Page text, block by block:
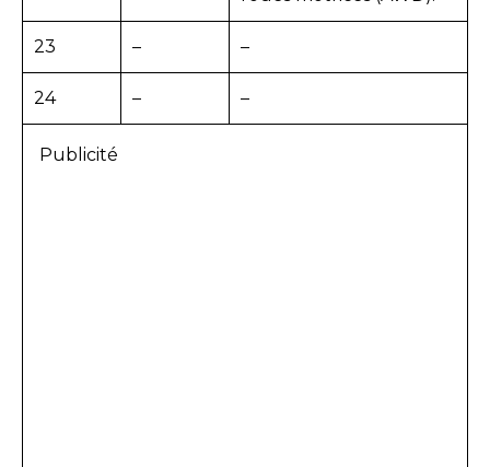
23 – –
24 – –
Publicité